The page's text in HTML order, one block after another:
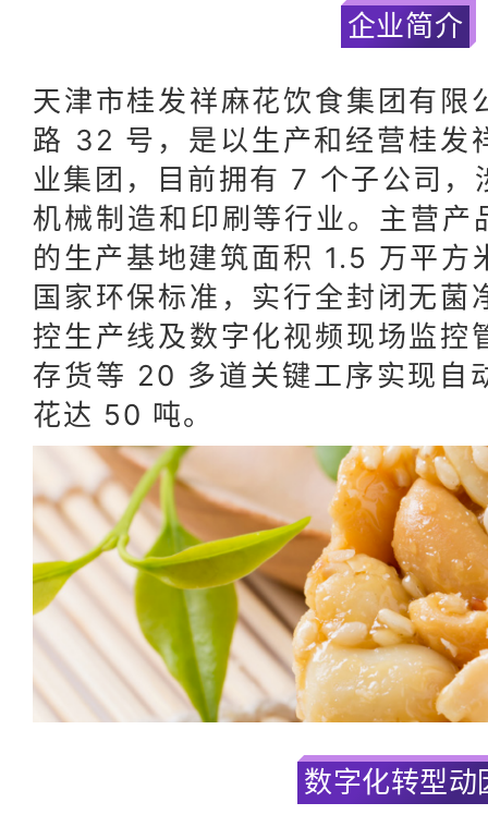
企业简介
天津市桂发祥麻花饮食集团有限
路 32 号，是以生产和经营桂发
业集团，目前拥有 7 个子公司，
机械制造和印刷等行业。主营产
的生产基地建筑面积 1.5 万平方
国家环保标准，实行全封闭无菌
控生产线及数字化视频现场监控
存货等 20 多道关键工序实现自
花达 50 吨。
数字化转型动